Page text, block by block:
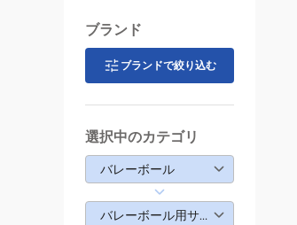
ブランド
ブランドで絞り込む
選択中のカテゴリ
バレーボール
バレーボール用サポーター